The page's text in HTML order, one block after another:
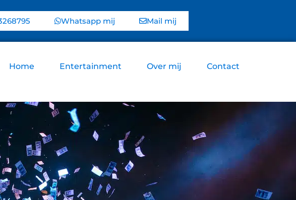
Whatsapp mij Mail mij
Home Entertainment Over mij Contact